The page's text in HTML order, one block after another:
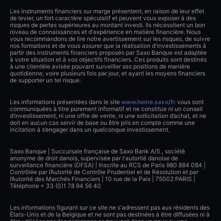
Les instruments financiers sur marge présentent, en raison de leur effet
de levier, un fort caractère spéculatif et peuvent vous exposer à des
risques de pertes supérieures au montant investi. Ils nécessitent un bon
niveau de connaissances et d'expérience en matière financière. Nous
vous recommandons de lire notre avertissement sur les risques, de suivre
nos formations et de vous assurer que la réalisation d'investissements à
partir des instruments financiers proposés par Saxo Banque est adaptée
à votre situation et à vos objectifs financiers. Ces produits sont destinés
à une clientèle avisée pouvant surveiller ses positions de manière
quotidienne, voire plusieurs fois par jour, et ayant les moyens financiers
de supporter un tel risque.
Les informations présentées dans le site www.home.saxo/fr vous sont
communiquées à titre purement informatif et ne constitue ni un conseil
d’investissement, ni une offre de vente, ni une sollicitation d’achat, et ne
doit en aucun cas servir de base ou être pris en compte comme une
incitation à s’engager dans un quelconque investissement.
Saxo Banque | Succursale française de Saxo Bank A/S., société
anonyme de droit danois, supervisée par l'autorité danoise de
surveillance financière (DFSA) | Inscrite au RCS de Paris 980 884 084 |
Contrôlée par l’Autorité de Contrôle Prudentiel et de Résolution et par
l’Autorité des Marchés Financiers | 10 rue de la Paix | 75002 PARIS |
Téléphone + 33 (0)1 78 94 56 40
Les informations figurant sur ce site ne s'adressent pas aux résidents des
États-Unis et de la Belgique et ne sont pas destinées à être diffusées ni à